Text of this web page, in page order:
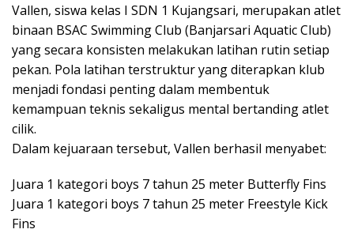
Vallen, siswa kelas I SDN 1 Kujangsari, merupakan atlet
binaan BSAC Swimming Club (Banjarsari Aquatic Club)
yang secara konsisten melakukan latihan rutin setiap
pekan. Pola latihan terstruktur yang diterapkan klub
menjadi fondasi penting dalam membentuk
kemampuan teknis sekaligus mental bertanding atlet
cilik.
Dalam kejuaraan tersebut, Vallen berhasil menyabet:
Juara 1 kategori boys 7 tahun 25 meter Butterfly Fins
Juara 1 kategori boys 7 tahun 25 meter Freestyle Kick
Fins